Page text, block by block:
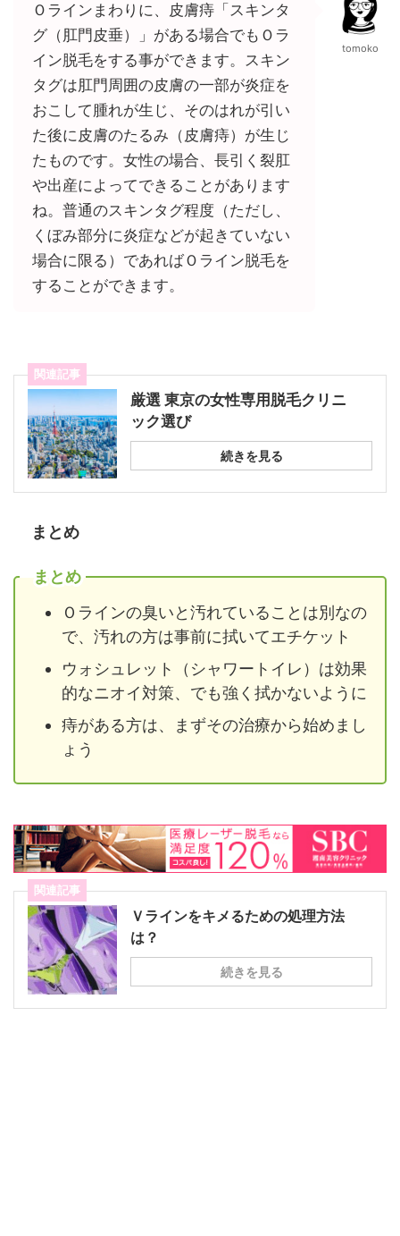
Ｏラインまわりに、皮膚痔「スキンタ
グ（肛門皮垂）」がある場合でもＯラ
イン脱毛をする事ができます。スキン
タグは肛門周囲の皮膚の一部が炎症を
おこして腫れが生じ、そのはれが引い
た後に皮膚のたるみ（皮膚痔）が生じ
たものです。女性の場合、長引く裂肛
や出産によってできることがあります
ね。普通のスキンタグ程度（ただし、
くぼみ部分に炎症などが起きていない
場合に限る）であればＯライン脱毛を
することができます。
tomoko
関連記事
厳選 東京の女性専用脱毛クリニ
ック選び
続きを見る
まとめ
まとめ
Ｏラインの臭いと汚れていることは別なの
で、汚れの方は事前に拭いてエチケット
ウォシュレット（シャワートイレ）は効果
的なニオイ対策、でも強く拭かないように
痔がある方は、まずその治療から始めまし
ょう
関連記事
Ｖラインをキメるための処理方法
は？
続きを見る